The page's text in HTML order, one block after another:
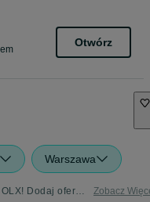
Otwórz
Warszawa
meble - Warszawa - oddaj za darmo na OLX! Dodaj ofertę w kategorii Oddam za Darmo Zobacz